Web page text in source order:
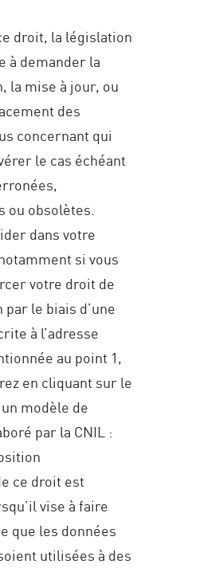
droit, la législation
à demander la
la mise à jour, ou
des
concernant qui
le cas échéant
ou obsolètes.
dans votre
si vous
votre droit de
le biais d’une
à l’adresse
au point 1,
en cliquant sur le
modèle de
par la CNIL :
ce droit est
vise à faire
que les données
utilisées à des